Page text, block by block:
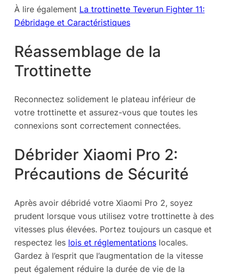
À lire également La trottinette Teverun Fighter 11:
Débridage et Caractéristiques
Réassemblage de la
Trottinette
Reconnectez solidement le plateau inférieur de
votre trottinette et assurez-vous que toutes les
connexions sont correctement connectées.
Débrider Xiaomi Pro 2:
Précautions de Sécurité
Après avoir débridé votre Xiaomi Pro 2, soyez
prudent lorsque vous utilisez votre trottinette à des
vitesses plus élevées. Portez toujours un casque et
respectez les lois et réglementations locales.
Gardez à l’esprit que l’augmentation de la vitesse
peut également réduire la durée de vie de la